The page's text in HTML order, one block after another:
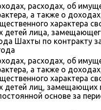
расходах, об
а также о
характера
детей лица,
Шахты по контракту
расходах, об
а также о
характера
детей лиц,
основе за